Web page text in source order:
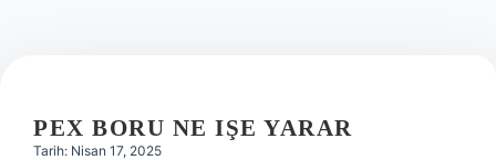
PEX BORU NE IŞE YARAR
Tarih: Nisan 17, 2025